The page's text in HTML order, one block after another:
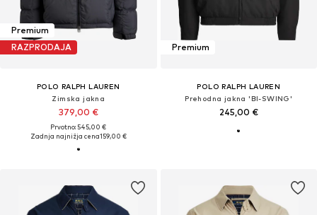
Premium
RAZPRODAJA
POLO RALPH LAUREN
Zimska jakna
379,00 €
Prvotno: 545,00 €
Zadnja najnižja cena159,00 €
Premium
POLO RALPH LAUREN
Prehodna jakna 'BI-SWING'
245,00 €